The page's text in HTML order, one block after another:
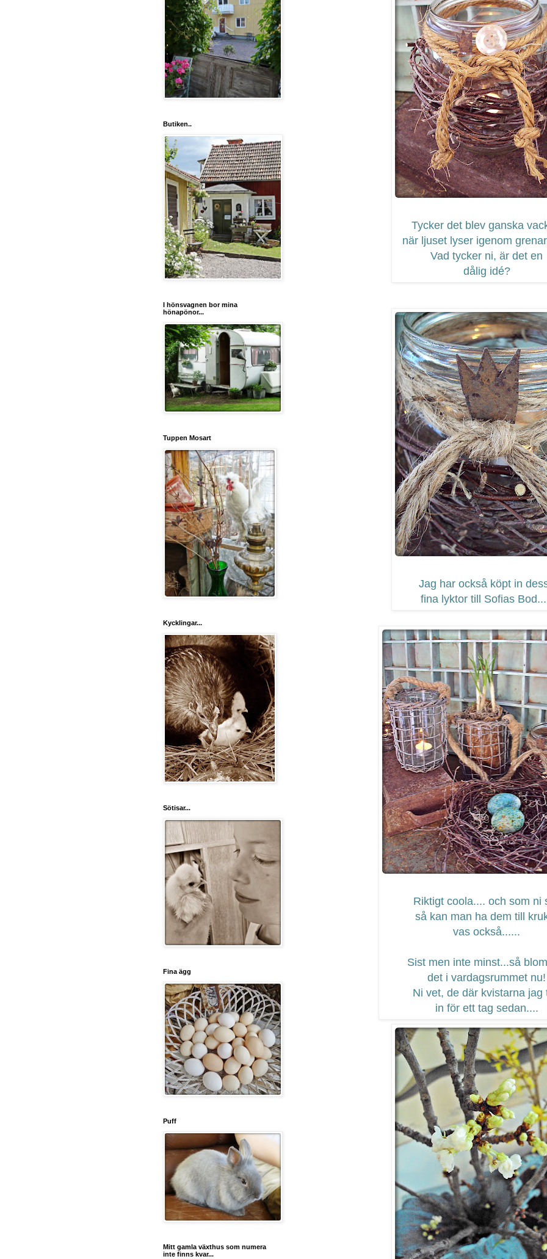
Tycker det blev ganska
när ljuset lyser igenom
Vad tycker ni, är det en
dålig idé?
Jag har också köpt in
fina lyktor till Sofias
Riktigt coola.... och som ni
så kan man ha dem till
vas också......
Sist men inte minst...så
det i vardagsrummet nu!
Ni vet, de där kvistarna jag
in för ett tag sedan....
Butiken..
I hönsvagnen bor mina
hönapönor...
Tuppen Mosart
Kycklingar...
Sötisar...
Fina ägg
Puff
Mitt gamla växthus som numera
inte finns kvar...